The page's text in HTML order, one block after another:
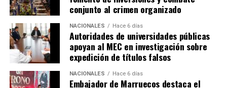
El Hospital Día inaugurado en Caazapá en el número 15
que habilita el actual gobierno. En ese sentido, el
presidente de la República, Santiago Peña, destacó que
bajo su adminitración el presupuesto del Instituto
Nacional del Cáncer creció más de tres veces y que
actualmente se está haciendo una inversión en
conjunto al crimen organizado
NACIONALES Hace 6 días
Autoridades de universidades públicas
apoyan al MEC en investigación sobre
expedición de títulos falsos
NACIONALES Hace 6 días
Embajador de Marruecos destaca el